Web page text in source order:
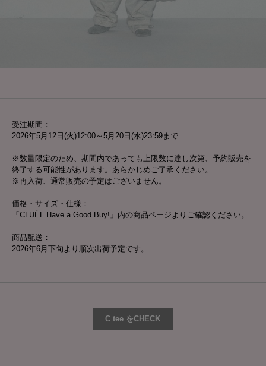
受注期間：
2026年5月12日(火)12:00～5月20日(水)23:59まで
※数量限定のため、期間内であっても上限数に達し次第、予約販売を
終了する可能性があります。あらかじめご了承ください。
※再入荷、通常販売の予定はございません。
価格・サイズ・仕様：
「CLUÉL Have a Good Buy!」内の商品ページよりご確認ください。
商品配送：
2026年6月下旬より順次出荷予定です。
C tee をCHECK